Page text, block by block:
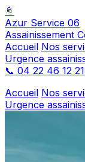
🚿
Azur Service 06
Assainissement
Accueil Nos
Urgence
📞 04 22 46 12 21
Accueil Nos
Urgence